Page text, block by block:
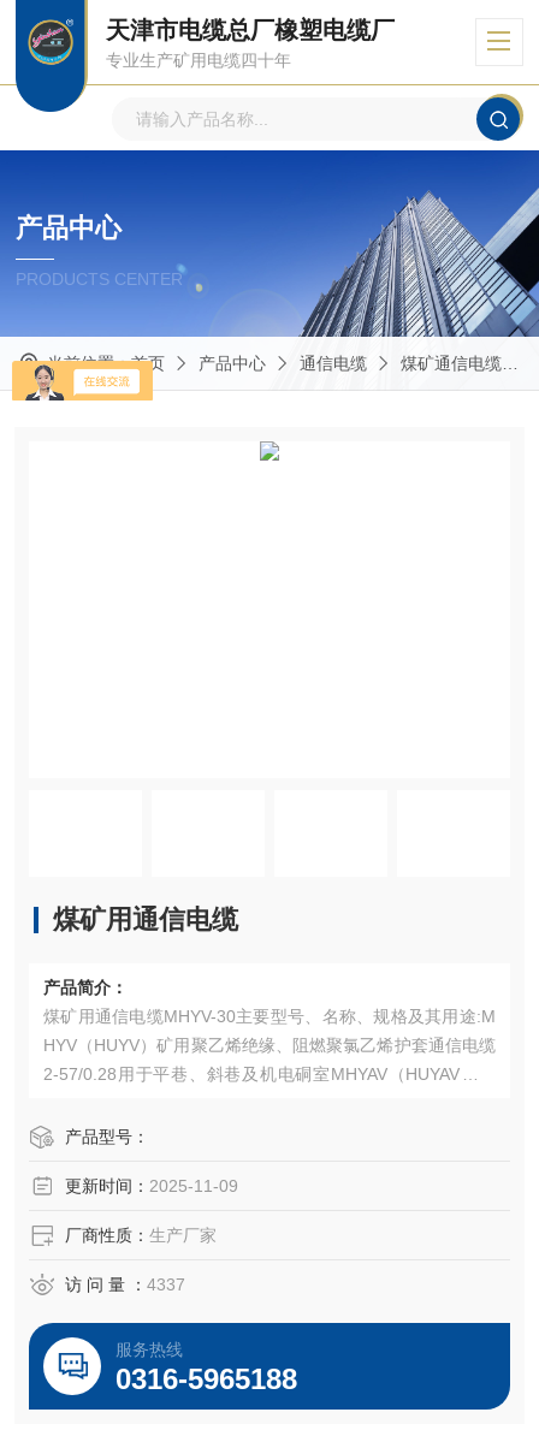
天津市电缆总厂橡塑电缆厂
专业生产矿用电缆四十年
产品中心
PRODUCTS CENTER
当前位置：首页 产品中心 通信电缆 煤矿通信电缆
煤矿用通信电缆
产品简介：
煤矿用通信电缆MHYV-30主要型号、名称、规格及其用途:M
HYV（HUYV）矿用聚乙烯绝缘、阻燃聚氯乙烯护套通信电缆
2-57/0.28用于平巷、斜巷及机电硐室MHYAV（HUYAV）矿
电缆10-1001/0.81/1.0用于较潮湿的斜井和平巷作通信线MH
锌钢丝铠装、阻燃聚氯乙烯护套
产品型号：
更新时间： 2025-11-09
厂商性质： 生产厂家
访 问 量 ： 4337
服务热线
0316-5965188